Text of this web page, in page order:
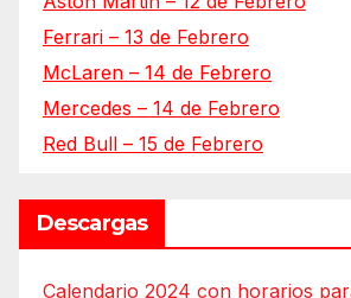
Ferrari – 13 de Febrero
McLaren – 14 de Febrero
Mercedes – 14 de Febrero
Red Bull – 15 de Febrero
Descargas
Calendario 2024 con horarios